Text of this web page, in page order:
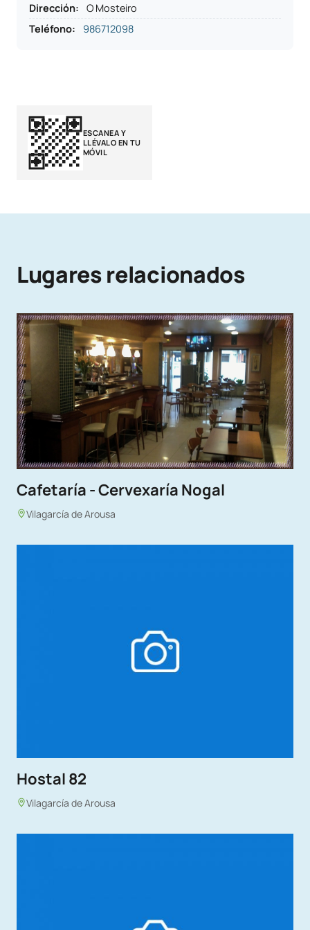
Dirección:
O Mosteiro
Teléfono: 986712098
ESCANEA Y
LLÉVALO EN TU
MÓVIL
Lugares relacionados
Cafetaría - Cervexaría Nogal
Vilagarcía de Arousa
Hostal 82
Vilagarcía de Arousa